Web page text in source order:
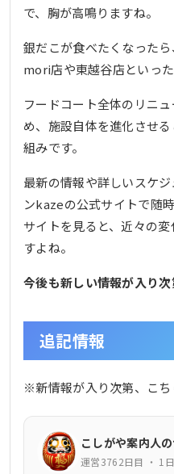
で、胸が高鳴りますね。
銀だこが食べたくなった
mori店や東越谷店といっ
フードコート全体のリニ
め、施設自体を進化させ
組みです。
最新の情報や詳しいスケ
ンkazeの公式サイトで随
サイトを見ると、近々の
すよね。
今後も新しい情報が入り次
追記情報
※新情報が入り次第、こ
こしがや案内人
運営3762日目 ・ 1